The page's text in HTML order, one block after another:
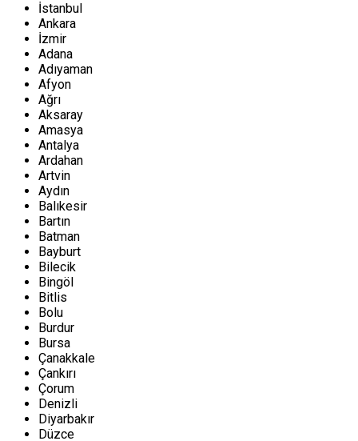
İstanbul
Ankara
İzmir
Adana
Adıyaman
Afyon
Ağrı
Aksaray
Amasya
Antalya
Ardahan
Artvin
Aydın
Balıkesir
Bartın
Batman
Bayburt
Bilecik
Bingöl
Bitlis
Bolu
Burdur
Bursa
Çanakkale
Çankırı
Çorum
Denizli
Diyarbakır
Düzce